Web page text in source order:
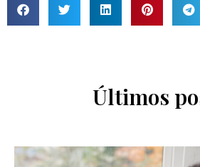
Últimos